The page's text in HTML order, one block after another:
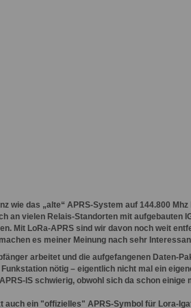
wie das „alte“ APRS-System auf 144.800
an vielen Relais-Standorten mit aufgebauten
Mit LoRa-APRS sind wir davon noch weit
es meiner Meinung nach sehr
arbeitet und die aufgefangenen Daten-
nötig – eigentlich nicht mal ein
IS schwierig, obwohl sich da schon
auch ein "offizielles" APRS-Symbol für Lora-